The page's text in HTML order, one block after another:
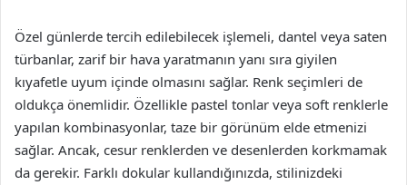
Özel günlerde tercih edilebilecek işlemeli, dantel veya saten
türbanlar, zarif bir hava yaratmanın yanı sıra giyilen
kıyafetle uyum içinde olmasını sağlar. Renk seçimleri de
oldukça önemlidir. Özellikle pastel tonlar veya soft renklerle
yapılan kombinasyonlar, taze bir görünüm elde etmenizi
sağlar. Ancak, cesur renklerden ve desenlerden korkmamak
da gerekir. Farklı dokular kullandığınızda, stilinizdeki